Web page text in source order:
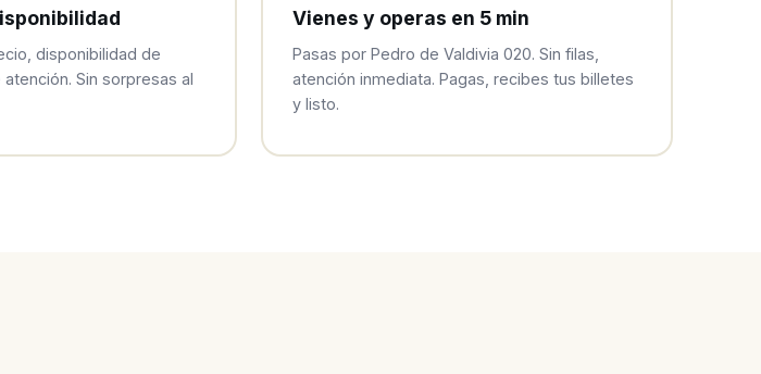
disponibilidad de
Sin sorpresas al
Vienes y operas en 5 min
Pasas por Pedro de Valdivia 020. Sin filas,
atención inmediata. Pagas, recibes tus billetes
y listo.